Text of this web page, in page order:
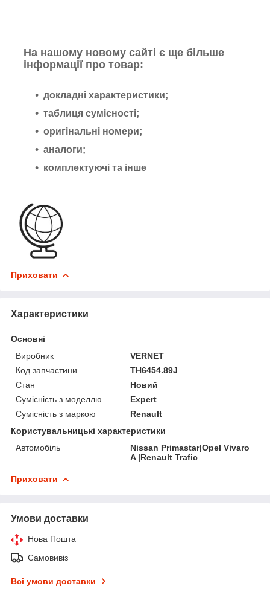
На нашому новому сайті є ще більше
інформації про товар:
докладні характеристики;
таблиця сумісності;
оригінальні номери;
аналоги;
комплектуючі та інше
Приховати
Характеристики
Основні
Виробник
VERNET
Код запчастини
TH6454.89J
Стан
Новий
Сумісність з моделлю
Expert
Сумісність з маркою
Renault
Користувальницькі характеристики
Автомобіль
Nissan Primastar|Opel Vivaro
A |Renault Trafic
Приховати
Умови доставки
Нова Пошта
Самовивіз
Всі умови доставки